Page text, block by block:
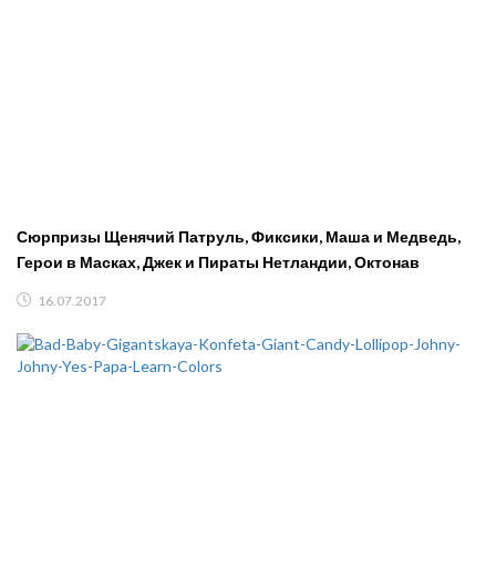
Сюрпризы Щенячий Патруль, Фиксики, Маша и Медведь,
Герои в Масках, Джек и Пираты Нетландии, Октонав
16.07.2017